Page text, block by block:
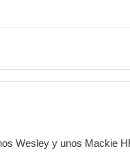
Wesley y unos Mackie